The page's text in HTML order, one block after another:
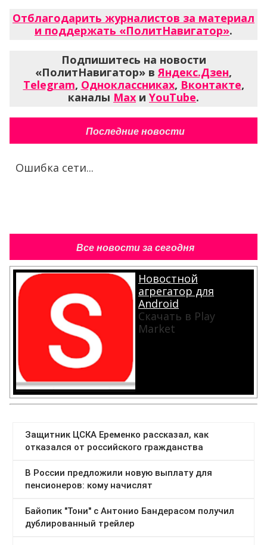
Отблагодарить журналистов за материал
и поддержать «ПолитНавигатор».
Подпишитесь на новости
«ПолитНавигатор» вЯндекс.Дзен,
Telegram, Одноклассниках, Вконтакте,
каналы Max и YouTube.
Последние новости
Ошибка сети...
Все новости за сегодня
Новостной
агрегатор для
Android
Скачать в Play
Market